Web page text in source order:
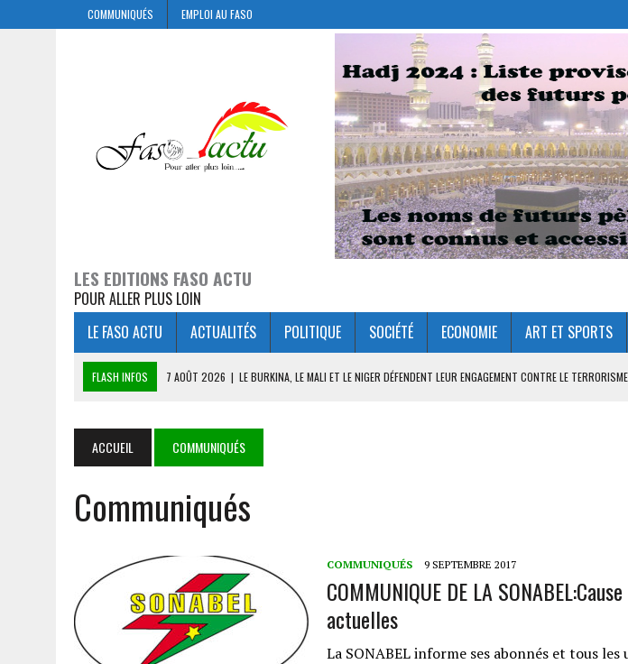
COMMUNIQUÉS EMPLOI AU FASO
LES EDITIONS FASO ACTU
POUR ALLER PLUS LOIN
LE FASO ACTU ACTUALITÉS POLITIQUE SOCIÉTÉ ECONOMIE ART ET SPORTS
FLASH INFOS 7 AOÛT 2026 | LE BURKINA, LE MALI ET LE NIGER DÉFENDENT LEUR ENGAGEMENT CONTRE LE
DÉDOUGOU : LES CORPS CONSTITUÉS RENDENT HOMMAGE AUX ÉLÉMENTS DU 7ᵉ GROUPEMENT
5 AOÛT 2026 | GOULMOU : LA BVDP RENFORCE LES CAPACITÉS PSYCHOSOCIALES ET SANITAIRES DES VDP
COOPÉRATION SÉCURITAIRE AES : MAHAMADOU SANA ÉCHANGE AVEC SON HOMOLOGUE NIGÉRIEN
7 AOÛT 2026 | MALI : APRÈS 5 ANS DE TRANSITION, LE GOUVERNEMENT DRESSE SON BILAN ET FIXE LE CAP DU « MALI
ACCUEIL COMMUNIQUÉS
Communiqués
COMMUNIQUÉS 9 SEPTEMBRE 2017
COMMUNIQUE DE LA
actuelles
La SONABEL informe ses abonnés et tous les